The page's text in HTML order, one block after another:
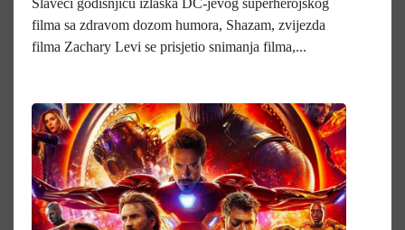
Slaveći godišnjicu izlaska DC-jevog superherojskog
filma sa zdravom dozom humora, Shazam, zvijezda
filma Zachary Levi se prisjetio snimanja filma,...